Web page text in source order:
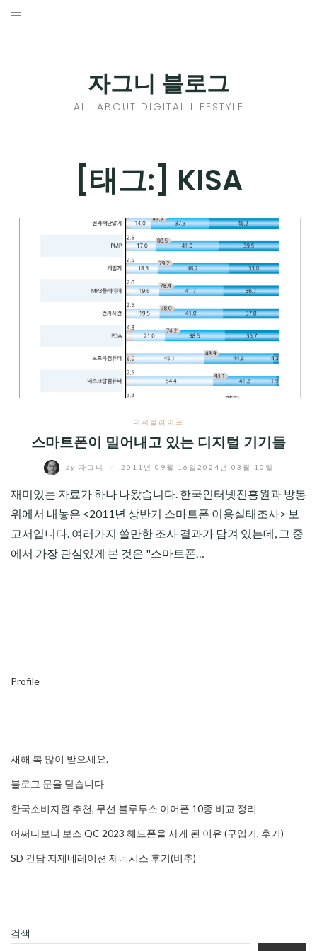
Skip
자그니 블로그
ALL ABOUT DIGITAL LIFESTYLE
[태그:] KISA
디지털라이프
스마트폰이 밀어내고 있는 디지털 기기들
by 자그니 2011년 09월 16일 2024년 03월 10일
재미있는 자료가 하나 나왔습니다. 한국인터넷진흥원과 방통
위에서 내놓은 <2011년 상반기 스마트폰 이용실태조사> 보
고서입니다. 여러가지 쓸만한 조사 결과가 담겨 있는데, 그 중
에서 가장 관심있게 본 것은 "스마트폰…
Profile
새해 복 많이 받으세요.
블로그 문을 닫습니다
한국소비자원 추천, 무선 블루투스 이어폰 10종 비교 정리
어쩌다보니 보스 QC 2023 헤드폰을 사게 된 이유 (구입기, 후기)
SD 건담 지제네레이션 제네시스 후기(비추)
검색
CHILD
EXPAND
CHILD
MENU
EXPAND
CHILD
MENU
EXPAND
CHILD
MENU